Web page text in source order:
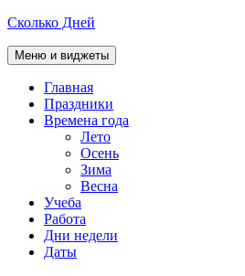
Перейти
содержимому
Сколько Дней
Меню и виджеты
Главная
Праздники
Времена года
Лето
Осень
Зима
Весна
Учеба
Работа
Дни недели
Даты